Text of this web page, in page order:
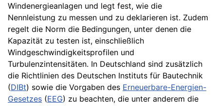
Windenergieanlagen und legt fest, wie die
Nennleistung zu messen und zu deklarieren ist. Zudem
regelt die Norm die Bedingungen, unter denen die
Kapazität zu testen ist, einschließlich
Windgeschwindigkeitsprofilen und
Turbulenzintensitäten. In Deutschland sind zusätzlich
die Richtlinien des Deutschen Instituts für Bautechnik
(DIBt) sowie die Vorgaben des Erneuerbare-Energien-
Gesetzes (EEG) zu beachten, die unter anderem die